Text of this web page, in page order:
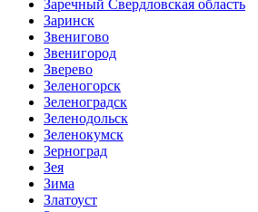
Заречный Свердловская область
Заринск
Звенигово
Звенигород
Зверево
Зеленогорск
Зеленоградск
Зеленодольск
Зеленокумск
Зерноград
Зея
Зима
Златоуст